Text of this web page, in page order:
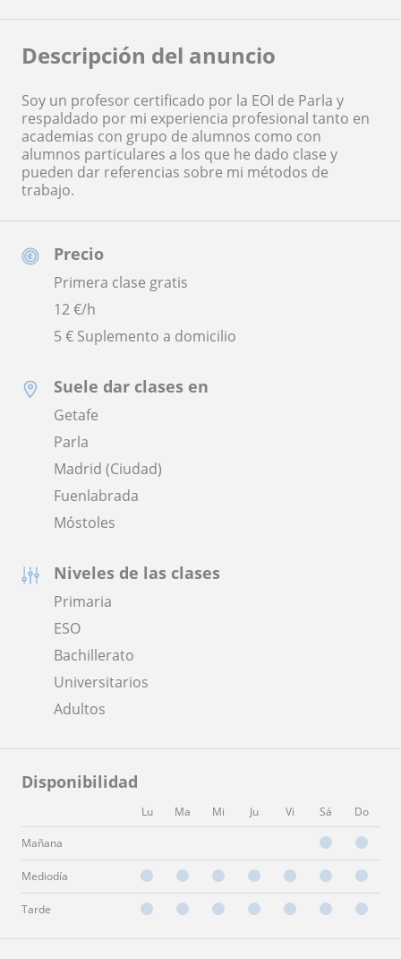
Precio
Primera clase gratis
12€/h
5 € Suplemento a domicilio
Suele dar clases en
Getafe
Parla
Madrid (Ciudad)
Fuenlabrada
Móstoles
Niveles de las clases
Primaria
ESO
Bachillerato
Universitarios
Adultos
Disponibilidad
Lu Ma Mi Ju Vi Sá Do
Mañana
Mediodía
Tarde
Descripción del anuncio
Soy un profesor certificado por la EOI de Parla y
respaldado por mi experiencia profesional tanto en
academias con grupo de alumnos como con
alumnos particulares a los que he dado clase y
pueden dar referencias sobre mi métodos de
trabajo.